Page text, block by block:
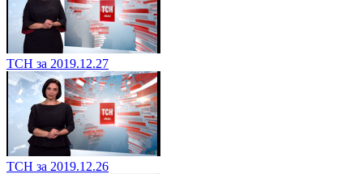
ТСН за 2019.12.27
ТСН за 2019.12.26